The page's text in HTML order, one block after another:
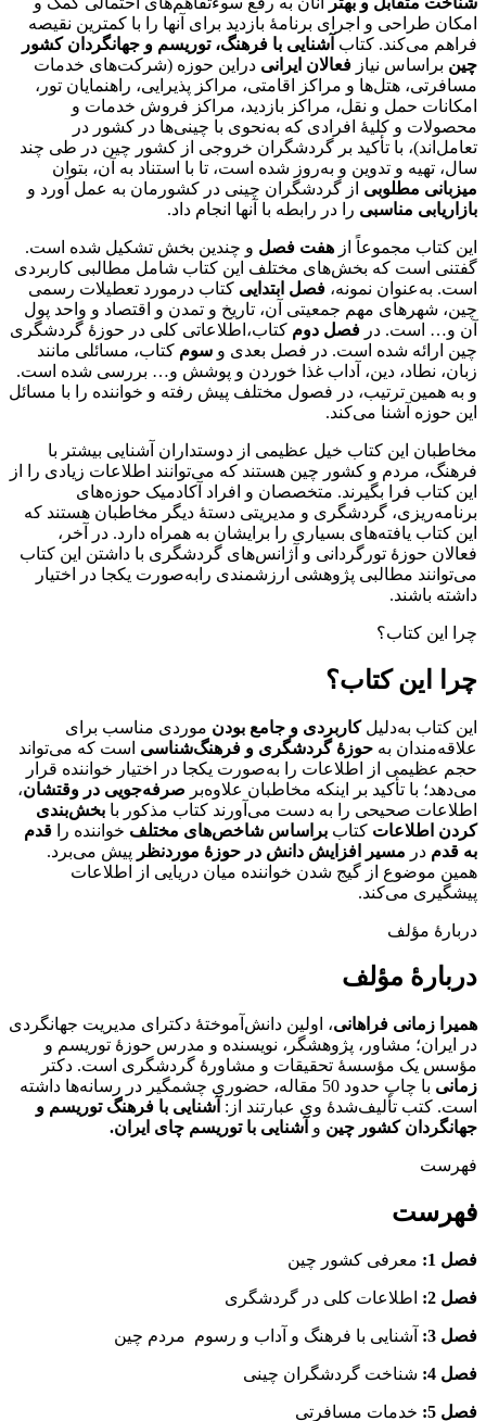
امکان طراحی و اجرای برنامۀ بازدید برای آنها را با کمترین نقیصه
فراهم می‌کند. کتاب آشنایی با فرهنگ، توریسم و جهانگردان کشور
چین براساس نیاز فعالان ایرانی دراین حوزه (شرکت‌های خدمات
مسافرتی، هتل‌ها و مراکز اقامتی، مراکز پذیرایی، راهنمایان تور،
امکانات حمل و نقل، مراکز بازدید، مراکز فروش خدمات و
محصولات و کلیۀ افرادی که به‌نحوی با چینی‌ها در کشور در
تعامل‌اند)، با تأکید بر گردشگران خروجی از کشور چین در طی چند
سال، تهیه و تدوین و به‌روز شده است، تا با استناد به آن، بتوان
میزبانی مطلوبی از گردشگران چینی در کشورمان به عمل آورد و
بازاریابی مناسبی را در رابطه با آنها انجام داد.
این کتاب مجموعاً از هفت فصل و چندین بخش تشکیل شده است.
گفتنی است که بخش‌های مختلف این کتاب شامل مطالبی کاربردی
است. به‌عنوان نمونه، فصل ابتدایی کتاب درمورد تعطیلات رسمی
چین، شهرهای مهم جمعیتی آن، تاریخ و تمدن و اقتصاد و واحد پول
آن و… است. در فصل دوم کتاب،اطلاعاتی کلی در حوزۀ گردشگری
چین ارائه شده است. در فصل بعدی و سوم کتاب، مسائلی مانند
زبان، نطاد، دین، آداب غذا خوردن و پوشش و… بررسی شده است.
و به همین ترتیب، در فصول مختلف پیش رفته و خواننده را با مسائل
این حوزه آشنا می‌کند.
مخاطبان این کتاب خیل عظیمی از دوستداران آشنایی بیشتر با
فرهنگ، مردم و کشور چین هستند که می‌توانند اطلاعات زیادی را از
این کتاب فرا بگیرند. متخصصان و افراد آکادمیک حوزه‌های
برنامه‌ریزی، گردشگری و مدیریتی دستۀ دیگر مخاطبان هستند که
این کتاب یافته‌های بسیاری را برایشان به همراه دارد. در آخر،
فعالان حوزۀ تورگردانی و آژانس‌های گردشگری‌ با داشتن این کتاب
می‌توانند مطالبی پژوهشی ارزشمندی رابه‌صورت یکجا در اختیار
داشته باشند.
چرا این کتاب؟
چرا این کتاب؟
این کتاب به‌دلیلکاربردی و جامع بودن موردی مناسب برای
علاقه‌مندان به حوزۀ گردشگری و فرهنگ‌شناسی است که می‌تواند
حجم عظیمی از اطلاعات را به‌صورت یکجا در اختیار خواننده قرار
می‌دهد؛ با تأکید بر اینکه مخاطبان علاوه‌بر صرفه‌جویی در وقتشان،
اطلاعات صحیحی را به دست می‌آورند کتاب مذکور با بخش‌بندی
کردن اطلاعات کتاب براساس شاخص‌های مختلف خواننده را قدم
به قدم در مسیر افزایش دانش در حوزۀ موردنظر پیش می‌برد.
همین موضوع از گیج شدن خواننده میان دریایی از اطلاعات
پیشگیری می‌کند.
دربارۀ مؤلف
دربارۀ مؤلف
همیرا زمانی فراهانی، اولین دانش‌آموختۀ دکترای مدیریت جهانگردی
در ایران؛ مشاور، پژوهشگر، نویسنده و مدرس حوزۀ توریسم و
مؤسس یک مؤسسۀ تحقيقات و مشاورۀ گردشگری است. دکتر
زمانی
با چاپ حدود 50 مقاله، حضوری چشمگیر در رسانه‌ها داشته
است. کتب تألیف‌شدۀ وی عبارتند از: آشنايی با فرهنگ توريسم و
جهانگردان كشور چين و آشنایی با توریسم چای ایران.
فهرست
فهرست
فصل 1: معرفی کشور چین
فصل 2: اطلاعات کلی در گردشگری
فصل 3: آشنایی با فرهنگ و آداب و رسوم مردم چین
فصل 4: شناخت گردشگران چینی
فصل 5: خدمات مسافرتی